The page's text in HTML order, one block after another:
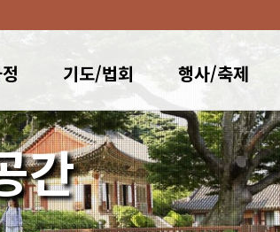
기도/법회 행사/축제
간